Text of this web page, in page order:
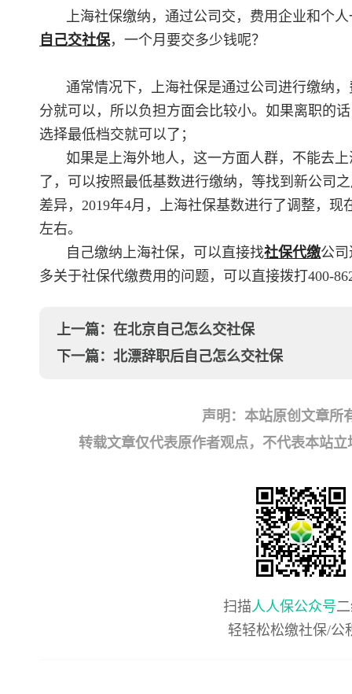
上海社保缴纳，通过公司交，费用企业和个
自己交社保，一个月要交多少钱呢？
通常情况下，上海社保是通过公司进行缴纳
分就可以，所以负担方面会比较小。如果离职的
选择最低档交就可以了；
如果是上海外地人，这一方面人群，不能去
了，可以按照最低基数进行缴纳，等找到新公司
差异，2019年4月，上海社保基数进行了调整，
左右。
自己缴纳上海社保，可以直接找社保代缴公
多关于社保代缴费用的问题，可以直接拨打400-
上一篇： 在北京自己怎么交社保
下一篇： 北漂辞职后自己怎么交社保
声明：本站原创文章所
转载文章仅代表原作者观点，不代表本站
扫描人人保公众号
轻轻松松缴社保/公